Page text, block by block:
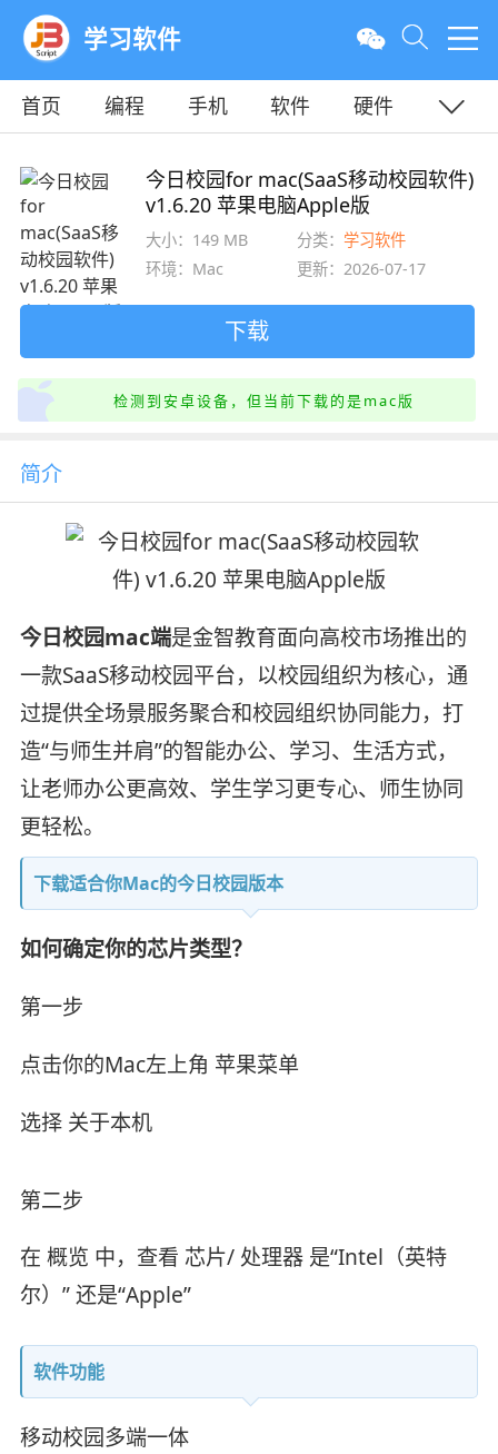
学习软件
首页 编程 手机 软件
硬件
今日校园for mac(SaaS移动校园软件)
v1.6.20 苹果电脑Apple版
大小：149 MB 分类：学习软件
环境：Mac
更新：2026-07-17
下载
检测到安卓设备，但当前下载的是mac版
简介
今日校园mac端是金智教育面向高校市场推出的
一款SaaS移动校园平台，以校园组织为核心，通
过提供全场景服务聚合和校园组织协同能力，打
造“与师生并肩”的智能办公、学习、生活方式，
让老师办公更高效、学生学习更专心、师生协同
更轻松。
下载适合你Mac的今日校园版本
如何确定你的芯片类型？
第一步
点击你的Mac左上角 苹果菜单
选择 关于本机
第二步
在 概览 中，查看 芯片/ 处理器 是“Intel（英特
尔）” 还是“Apple”
软件功能
移动校园多端一体